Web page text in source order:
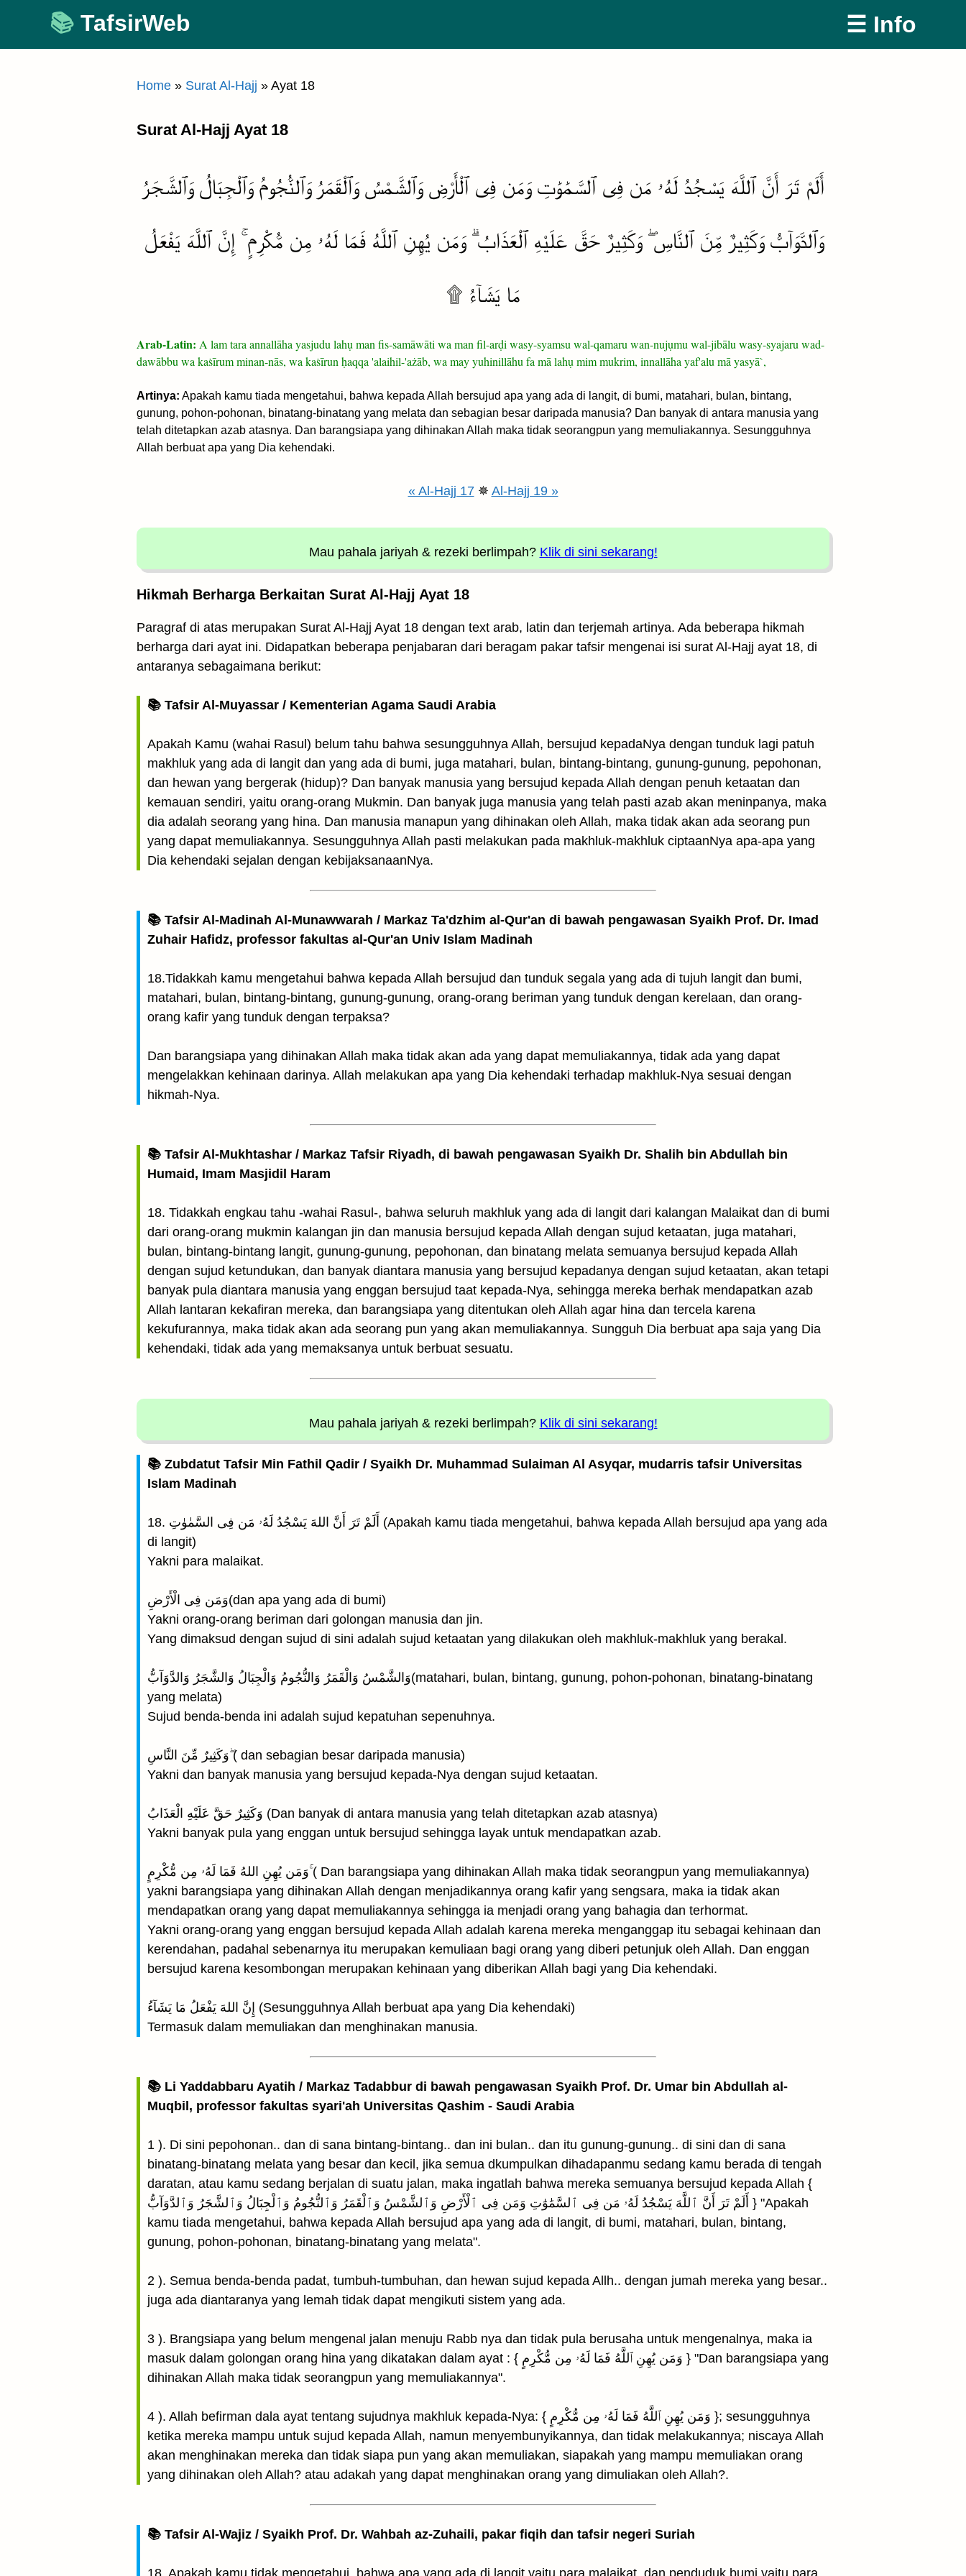
content
TafsirWeb ☰ Info
Home » Surat Al-Hajj » Ayat 18
Surat Al-Hajj Ayat 18
أَلَمْ تَرَ أَنَّ ٱللَّهَ يَسْجُدُ لَهُۥ مَن فِى ٱلسَّمَٰوَٰتِ وَمَن فِى ٱلْأَرْضِ وَٱلشَّمْسُ وَٱلْقَمَرُ وَٱلنُّجُومُ وَٱلْجِبَالُ وَٱلشَّجَرُ
وَٱلدَّوَآبُّ وَكَثِيرٌ مِّنَ ٱلنَّاسِ ۖ وَكَثِيرٌ حَقَّ عَلَيْهِ ٱلْعَذَابُ ۗ وَمَن يُهِنِ ٱللَّهُ فَمَا لَهُۥ مِن مُّكْرِمٍ ۚ إِنَّ ٱللَّهَ يَفْعَلُ
مَا يَشَآءُ ۩
Arab-Latin: A lam tara annallāha yasjudu lahụ man fis-samāwāti wa man fil-arḍi wasy-syamsu wal-qamaru wan-nujụmu wal-jibālu wasy-syajaru wad-
dawābbu wa kaṡīrum minan-nās, wa kaṡīrun ḥaqqa 'alaihil-'ażāb, wa may yuhinillāhu fa mā lahụ mim mukrim, innallāha yaf'alu mā yasyā`,
Artinya: Apakah kamu tiada mengetahui, bahwa kepada Allah bersujud apa yang ada di langit, di bumi, matahari, bulan, bintang,
gunung, pohon-pohonan, binatang-binatang yang melata dan sebagian besar daripada manusia? Dan banyak di antara manusia yang
telah ditetapkan azab atasnya. Dan barangsiapa yang dihinakan Allah maka tidak seorangpun yang memuliakannya. Sesungguhnya
Allah berbuat apa yang Dia kehendaki.
« Al-Hajj 17✵ Al-Hajj 19 »
Mau pahala jariyah & rezeki berlimpah? Klik di sini sekarang!
Hikmah Berharga Berkaitan Surat Al-Hajj Ayat 18
Paragraf di atas merupakan Surat Al-Hajj Ayat 18 dengan text arab, latin dan terjemah artinya. Ada beberapa hikmah
berharga dari ayat ini. Didapatkan beberapa penjabaran dari beragam pakar tafsir mengenai isi surat Al-Hajj ayat 18, di
antaranya sebagaimana berikut:
📚 Tafsir Al-Muyassar / Kementerian Agama Saudi Arabia
Apakah Kamu (wahai Rasul) belum tahu bahwa sesungguhnya Allah, bersujud kepadaNya dengan tunduk lagi patuh
makhluk yang ada di langit dan yang ada di bumi, juga matahari, bulan, bintang-bintang, gunung-gunung, pepohonan,
dan hewan yang bergerak (hidup)? Dan banyak manusia yang bersujud kepada Allah dengan penuh ketaatan dan
kemauan sendiri, yaitu orang-orang Mukmin. Dan banyak juga manusia yang telah pasti azab akan meninpanya, maka
dia adalah seorang yang hina. Dan manusia manapun yang dihinakan oleh Allah, maka tidak akan ada seorang pun
yang dapat memuliakannya. Sesungguhnya Allah pasti melakukan pada makhluk-makhluk ciptaanNya apa-apa yang
Dia kehendaki sejalan dengan kebijaksanaanNya.
📚 Tafsir Al-Madinah Al-Munawwarah / Markaz Ta'dzhim al-Qur'an di bawah pengawasan Syaikh Prof. Dr. Imad
Zuhair Hafidz, professor fakultas al-Qur'an Univ Islam Madinah
18.Tidakkah kamu mengetahui bahwa kepada Allah bersujud dan tunduk segala yang ada di tujuh langit dan bumi,
matahari, bulan, bintang-bintang, gunung-gunung, orang-orang beriman yang tunduk dengan kerelaan, dan orang-
orang kafir yang tunduk dengan terpaksa?
Dan barangsiapa yang dihinakan Allah maka tidak akan ada yang dapat memuliakannya, tidak ada yang dapat
mengelakkan kehinaan darinya. Allah melakukan apa yang Dia kehendaki terhadap makhluk-Nya sesuai dengan
hikmah-Nya.
📚 Tafsir Al-Mukhtashar / Markaz Tafsir Riyadh, di bawah pengawasan Syaikh Dr. Shalih bin Abdullah bin
Humaid, Imam Masjidil Haram
18. Tidakkah engkau tahu -wahai Rasul-, bahwa seluruh makhluk yang ada di langit dari kalangan Malaikat dan di bumi
dari orang-orang mukmin kalangan jin dan manusia bersujud kepada Allah dengan sujud ketaatan, juga matahari,
bulan, bintang-bintang langit, gunung-gunung, pepohonan, dan binatang melata semuanya bersujud kepada Allah
dengan sujud ketundukan, dan banyak diantara manusia yang bersujud kepadanya dengan sujud ketaatan, akan tetapi
banyak pula diantara manusia yang enggan bersujud taat kepada-Nya, sehingga mereka berhak mendapatkan azab
Allah lantaran kekafiran mereka, dan barangsiapa yang ditentukan oleh Allah agar hina dan tercela karena
kekufurannya, maka tidak akan ada seorang pun yang akan memuliakannya. Sungguh Dia berbuat apa saja yang Dia
kehendaki, tidak ada yang memaksanya untuk berbuat sesuatu.
Mau pahala jariyah & rezeki berlimpah? Klik di sini sekarang!
📚 Zubdatut Tafsir Min Fathil Qadir / Syaikh Dr. Muhammad Sulaiman Al Asyqar, mudarris tafsir Universitas
Islam Madinah
18. أَلَمْ تَرَ أَنَّ اللهَ يَسْجُدُ لَهُۥ مَن فِى السَّمٰوٰتِ (Apakah kamu tiada mengetahui, bahwa kepada Allah bersujud apa yang ada
di langit)
Yakni para malaikat.
وَمَن فِى الْأَرْضِ(dan apa yang ada di bumi)
Yakni orang-orang beriman dari golongan manusia dan jin.
Yang dimaksud dengan sujud di sini adalah sujud ketaatan yang dilakukan oleh makhluk-makhluk yang berakal.
وَالشَّمْسُ وَالْقَمَرُ وَالنُّجُومُ وَالْجِبَالُ وَالشَّجَرُ وَالدَّوَآبُّ(matahari, bulan, bintang, gunung, pohon-pohonan, binatang-binatang
yang melata)
Sujud benda-benda ini adalah sujud kepatuhan sepenuhnya.
وَكَثِيرٌ مِّنَ النَّاسِ ۖ( dan sebagian besar daripada manusia)
Yakni dan banyak manusia yang bersujud kepada-Nya dengan sujud ketaatan.
وَكَثِيرٌ حَقَّ عَلَيْهِ الْعَذَابُ (Dan banyak di antara manusia yang telah ditetapkan azab atasnya)
Yakni banyak pula yang enggan untuk bersujud sehingga layak untuk mendapatkan azab.
وَمَن يُهِنِ اللهُ فَمَا لَهُۥ مِن مُّكْرِمٍ ۚ( Dan barangsiapa yang dihinakan Allah maka tidak seorangpun yang memuliakannya)
yakni barangsiapa yang dihinakan Allah dengan menjadikannya orang kafir yang sengsara, maka ia tidak akan
mendapatkan orang yang dapat memuliakannya sehingga ia menjadi orang yang bahagia dan terhormat.
Yakni orang-orang yang enggan bersujud kepada Allah adalah karena mereka menganggap itu sebagai kehinaan dan
kerendahan, padahal sebenarnya itu merupakan kemuliaan bagi orang yang diberi petunjuk oleh Allah. Dan enggan
bersujud karena kesombongan merupakan kehinaan yang diberikan Allah bagi yang Dia kehendaki.
إِنَّ اللهَ يَفْعَلُ مَا يَشَآءُ (Sesungguhnya Allah berbuat apa yang Dia kehendaki)
Termasuk dalam memuliakan dan menghinakan manusia.
📚 Li Yaddabbaru Ayatih / Markaz Tadabbur di bawah pengawasan Syaikh Prof. Dr. Umar bin Abdullah al-
Muqbil, professor fakultas syari'ah Universitas Qashim - Saudi Arabia
1 ). Di sini pepohonan.. dan di sana bintang-bintang.. dan ini bulan.. dan itu gunung-gunung.. di sini dan di sana
binatang-binatang melata yang besar dan kecil, jika semua dkumpulkan dihadapanmu sedang kamu berada di tengah
daratan, atau kamu sedang berjalan di suatu jalan, maka ingatlah bahwa mereka semuanya bersujud kepada Allah {
أَلَمْ تَرَ أَنَّ ٱللَّهَ يَسْجُدُ لَهُۥ مَن فِى ٱلسَّمَٰوَٰتِ وَمَن فِى ٱلْأَرْضِ وَٱلشَّمْسُ وَٱلْقَمَرُ وَٱلنُّجُومُ وَٱلْجِبَالُ وَٱلشَّجَرُ وَٱلدَّوَآبُّ } "Apakah
kamu tiada mengetahui, bahwa kepada Allah bersujud apa yang ada di langit, di bumi, matahari, bulan, bintang,
gunung, pohon-pohonan, binatang-binatang yang melata".
2 ). Semua benda-benda padat, tumbuh-tumbuhan, dan hewan sujud kepada Allh.. dengan jumah mereka yang besar..
juga ada diantaranya yang lemah tidak dapat mengikuti sistem yang ada.
3 ). Brangsiapa yang belum mengenal jalan menuju Rabb nya dan tidak pula berusaha untuk mengenalnya, maka ia
masuk dalam golongan orang hina yang dikatakan dalam ayat : { وَمَن يُهِنِ ٱللَّهُ فَمَا لَهُۥ مِن مُّكْرِمٍ } "Dan barangsiapa yang
dihinakan Allah maka tidak seorangpun yang memuliakannya".
4 ). Allah befirman dala ayat tentang sujudnya makhluk kepada-Nya: { وَمَن يُهِنِ ٱللَّهُ فَمَا لَهُۥ مِن مُّكْرِمٍ }; sesungguhnya
ketika mereka mampu untuk sujud kepada Allah, namun menyembunyikannya, dan tidak melakukannya; niscaya Allah
akan menghinakan mereka dan tidak siapa pun yang akan memuliakan, siapakah yang mampu memuliakan orang
yang dihinakan oleh Allah? atau adakah yang dapat menghinakan orang yang dimuliakan oleh Allah?.
📚 Tafsir Al-Wajiz / Syaikh Prof. Dr. Wahbah az-Zuhaili, pakar fiqih dan tafsir negeri Suriah
18. Apakah kamu tidak mengetahui, bahwa apa yang ada di langit yaitu para malaikat, dan penduduk bumi yaitu para